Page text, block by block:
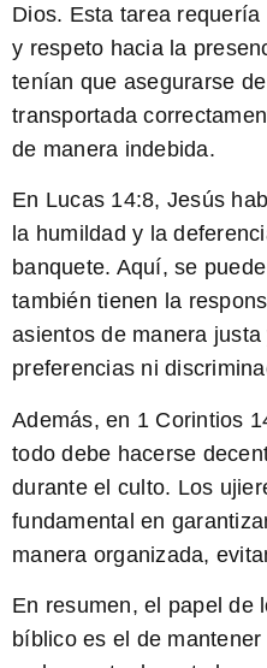
Dios. Esta tarea
y respeto hacia la
tenían que asegurarse
transportada
de manera indebida.
En Lucas 14:8, Jesús
la humildad y la
banquete. Aquí, se
también tienen la
asientos de manera
preferencias ni
Además, en 1 Corintios
todo debe hacerse
durante el culto. Los
fundamental en
manera organizada,
En resumen, el papel de
bíblico es el de